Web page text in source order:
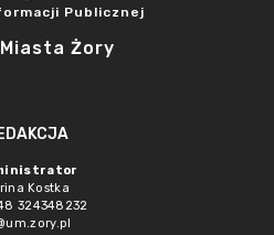
Publicznej
Żory
Kostka
324348232